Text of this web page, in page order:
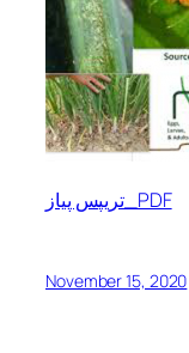
تریپس پیاز_PDF
November 15, 2020